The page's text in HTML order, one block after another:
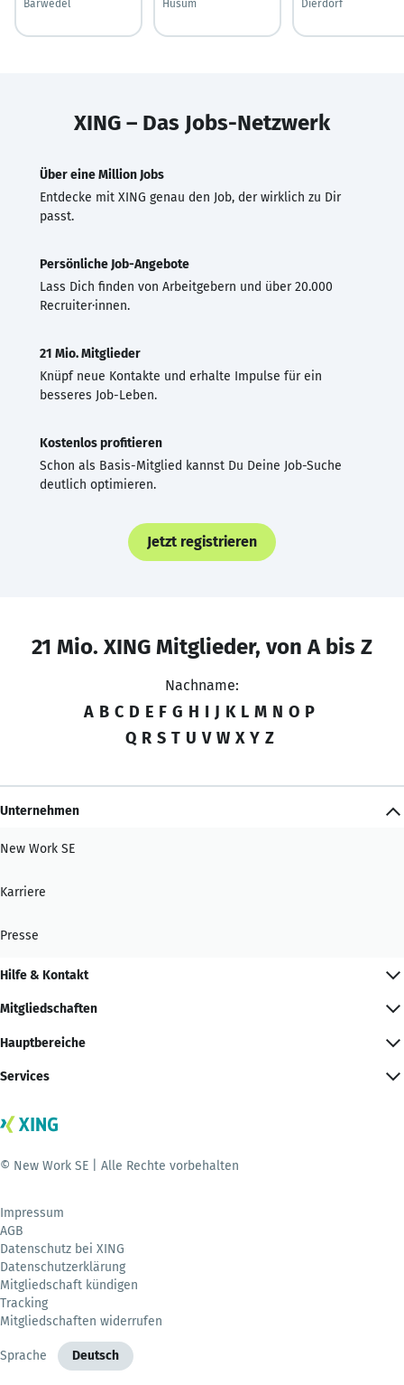
Barwedel
Husum
Dierdorf
XING – Das Jobs-Netzwerk
Über eine Million Jobs
Entdecke mit XING genau den Job, der wirklich zu Dir
passt.
Persönliche Job-Angebote
Lass Dich finden von Arbeitgebern und über 20.000
Recruiter·innen.
21 Mio. Mitglieder
Knüpf neue Kontakte und erhalte Impulse für ein
besseres Job-Leben.
Kostenlos profitieren
Schon als Basis-Mitglied kannst Du Deine Job-Suche
deutlich optimieren.
Jetzt registrieren
21 Mio. XING Mitglieder, von A bis Z
Nachname:
A B C D E F G H I J K L M N O P
Q R S T U V W X Y Z
Unternehmen
New Work SE
Karriere
Presse
Hilfe & Kontakt
Mitgliedschaften
Hauptbereiche
Services
© New Work SE | Alle Rechte vorbehalten
Impressum
AGB
Datenschutz bei XING
Datenschutzerklärung
Mitgliedschaft kündigen
Tracking
Mitgliedschaften widerrufen
Sprache Deutsch